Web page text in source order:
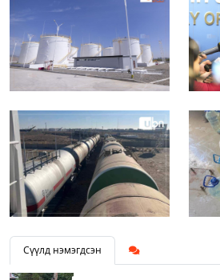
Сүүлд нэмэгдсэн